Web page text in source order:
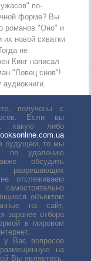
по-
форме? Вы
романов "Оно" и
новой схватки
не
Кинг написал
"Ловец снов"!
получены с
Если вы
какую либо
будущем, то мы
по удалению
обсудить
разрешающих
отслеживаем
объектом
на сайт,
заранее отбора
в мировом
у Вас вопросов
на
Вы являетесь,